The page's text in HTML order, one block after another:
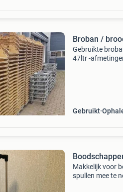
Broban /
Gebruikte
47ltr -
Gebruikt
Makkelijk voor
spullen mee te